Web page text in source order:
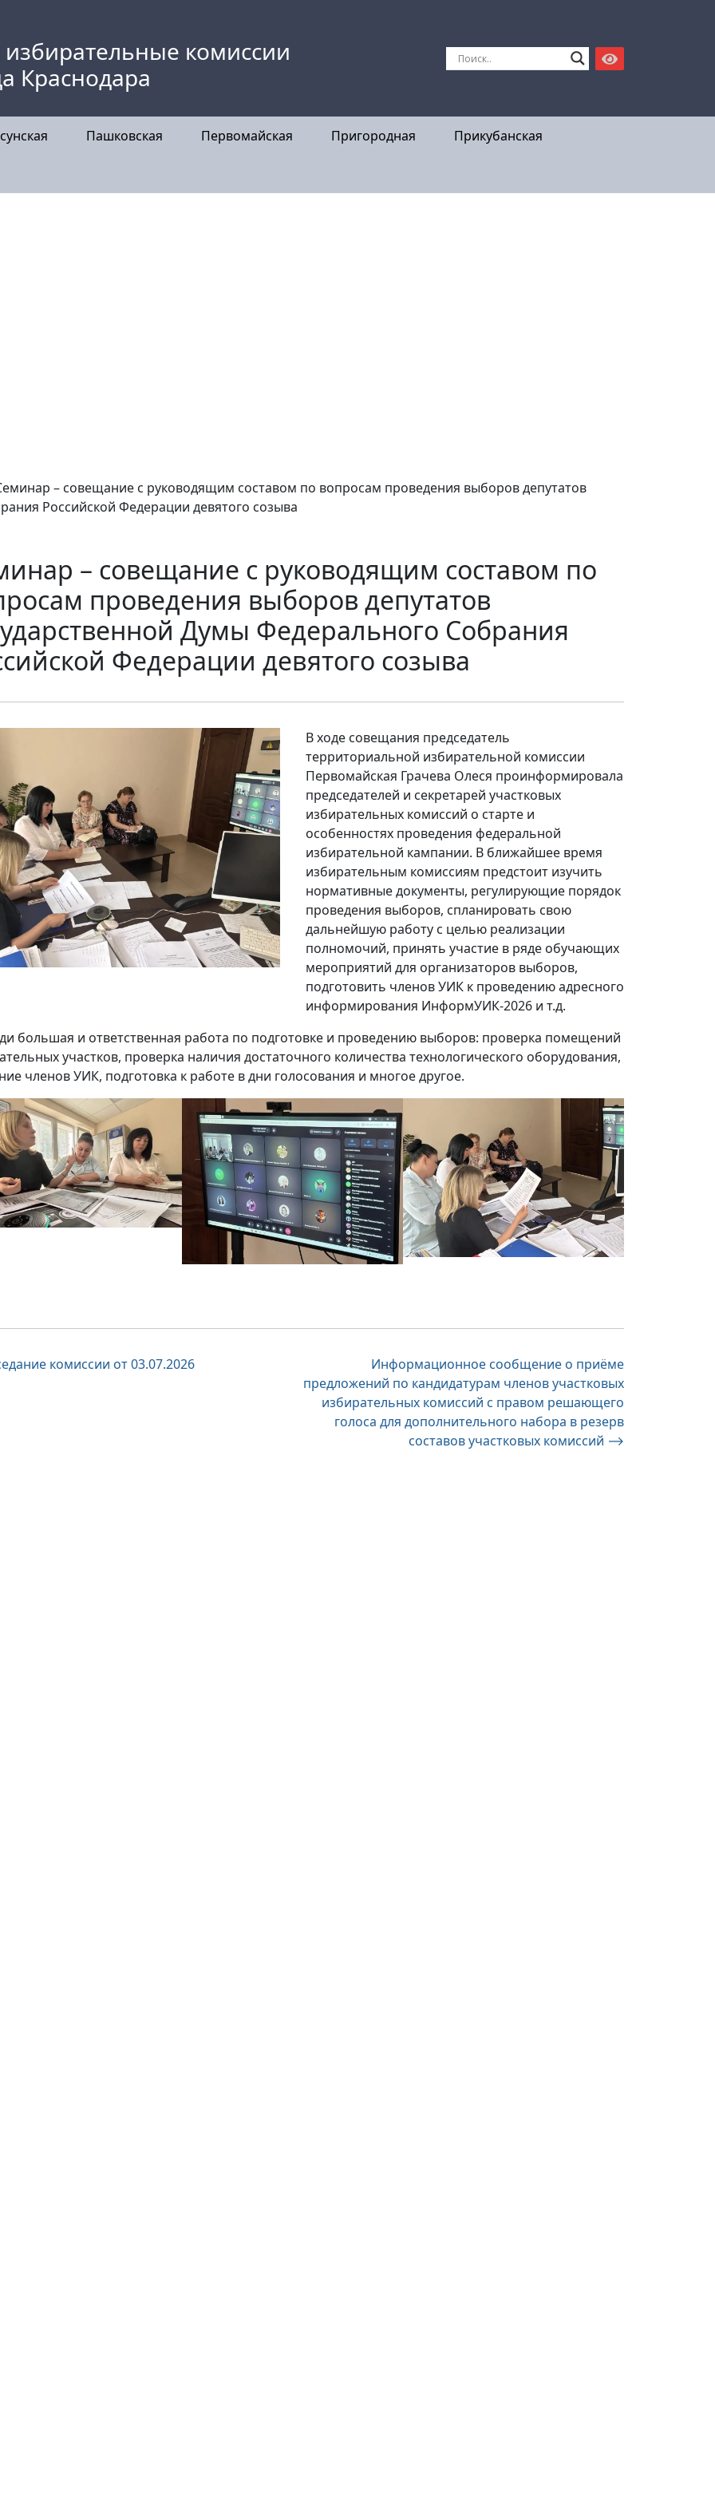
комиссии
Краснодара
Пашковская Первомайская Пригородная Прикубанская
– совещание с руководящим составом по вопросам проведения выборов депутатов
Российской Федерации девятого созыва
– совещание с руководящим составом по
проведения выборов депутатов
Думы Федерального Собрания
Федерации девятого созыва
В ходе совещания председатель
территориальной избирательной комиссии
Первомайская Грачева Олеся проинформировала
председателей и секретарей участковых
избирательных комиссий о старте и
особенностях проведения федеральной
избирательной кампании. В ближайшее время
избирательным комиссиям предстоит изучить
нормативные документы, регулирующие порядок
проведения выборов, спланировать свою
дальнейшую работу с целью реализации
полномочий, принять участие в ряде обучающих
мероприятий для организаторов выборов,
подготовить членов УИК к проведению адресного
информирования ИнформУИК-2026 и т.д.
большая и ответственная работа по подготовке и проведению выборов: проверка помещений
участков, проверка наличия достаточного количества технологического оборудования,
членов УИК, подготовка к работе в дни голосования и многое другое.
комиссии от 03.07.2026
Информационное сообщение о приёме
предложений по кандидатурам членов участковых
избирательных комиссий с правом решающего
голоса для дополнительного набора в резерв
составов участковых комиссий ⟶